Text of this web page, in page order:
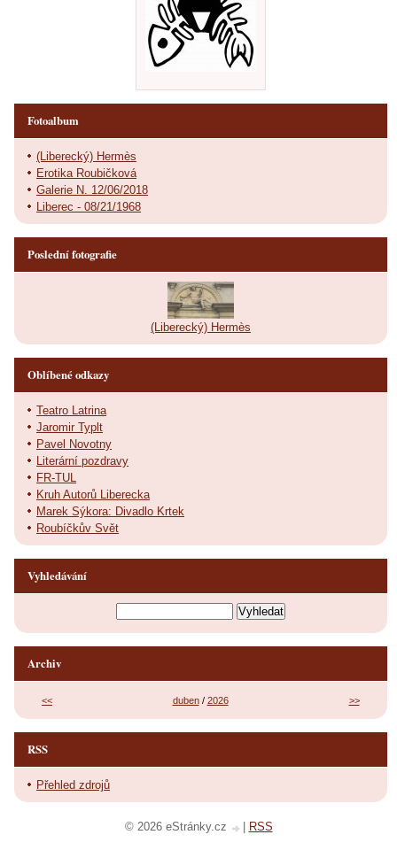
Fotoalbum
(Liberecký) Hermès
Erotika Roubičková
Galerie N. 12/06/2018
Liberec - 08/21/1968
Poslední fotografie
(Liberecký) Hermès
Oblíbené odkazy
Teatro Latrina
Jaromir Typlt
Pavel Novotny
Literární pozdravy
FR-TUL
Kruh Autorů Liberecka
Marek Sýkora: Divadlo Krtek
Roubíčkův Svět
Vyhledávání
Archiv
<< duben/ 2026 >>
RSS
Přehled zdrojů
© 2026 eStránky.cz RSS